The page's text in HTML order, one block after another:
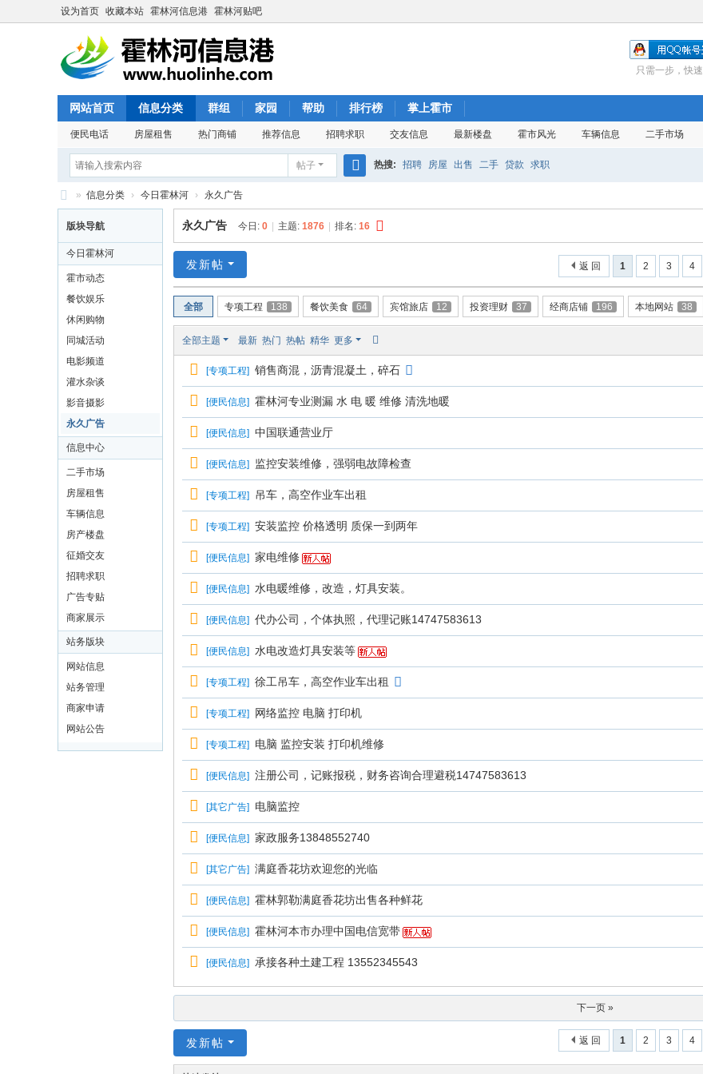
设为首页 收藏本站 霍林河信息港 霍林河贴吧
只需一步，快
网站首页 信息分类 群组 家园 帮助 排行榜 掌上霍市
便民电话 房屋租售 热门商铺 推荐信息 招聘求职 交友信息 最新楼盘 霍市风光 车辆信息 二手市场
帖子
索
热搜: 招聘 房屋 出售 二手 贷款 求职
霍
林
河
港
» 信息分类 › 今日霍林河 › 永久广告
版块导航
今日霍林河
霍市动态
餐饮娱乐
休闲购物
同城活动
电影频道
灌水杂谈
影音摄影
永久广告
信息中心
二手市场
房屋租售
车辆信息
房产楼盘
征婚交友
招聘求职
广告专贴
商家展示
站务版块
网站信息
站务管理
商家申请
网站公告
永久广告 今日: 0 主题: 1876 排名: 16
1 2 3 4
返 回
发新帖
全部 专项工程 138 餐饮美食 64 宾馆旅店 12 投资理财 37 经商店铺 196 本地网站 38
全部主题 最新 热门 热帖 精华 更多
[专项工程] 销售商混，沥青混凝土，碎石
[便民信息] 霍林河专业测漏 水 电 暖 维修 清洗地暖
[便民信息] 中国联通营业厅
[便民信息] 监控安装维修，强弱电故障检查
[专项工程] 吊车，高空作业车出租
[专项工程] 安装监控 价格透明 质保一到两年
[便民信息] 家电维修
[便民信息] 水电暖维修，改造，灯具安装。
[便民信息] 代办公司，个体执照，代理记账14747583613
[便民信息] 水电改造灯具安装等
[专项工程] 徐工吊车，高空作业车出租
[专项工程] 网络监控 电脑 打印机
[专项工程] 电脑 监控安装 打印机维修
[便民信息] 注册公司，记账报税，财务咨询合理避税14747583613
[其它广告] 电脑监控
[便民信息] 家政服务13848552740
[其它广告] 满庭香花坊欢迎您的光临
[便民信息] 霍林郭勒满庭香花坊出售各种鲜花
[便民信息] 霍林河本市办理中国电信宽带
[便民信息] 承接各种土建工程 13552345543
下一页 »
1 2 3 4
返 回
发新帖